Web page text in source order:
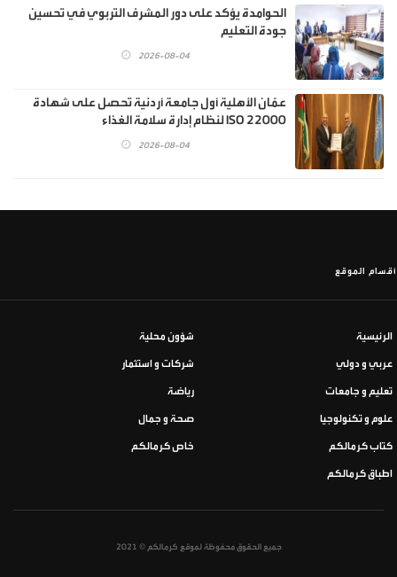
الحوامدة يؤكد على دور المشرف التربوي في تحسين
جودة التعليم
2026-08-04
عمّان الأهلية أول جامعة أردنية تحصل على شهادة
ISO 22000 لنظام إدارة سلامة الغذاء
2026-08-04
أقسام الموقع
الرئيسية شؤون محلية
عربي و دولي شركات و استثمار
تعليم و جامعات رياضة
علوم و تكنولوجيا صحة و جمال
كتاب كرمالكم خاص كرمالكم
اطباق كرمالكم
جميع الحقوق محفوظة لموقع كرمالكم © 2021